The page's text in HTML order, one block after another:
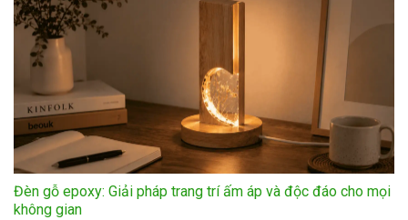
Đèn gỗ epoxy: Giải pháp trang trí ấm áp và độc đáo cho mọi
không gian